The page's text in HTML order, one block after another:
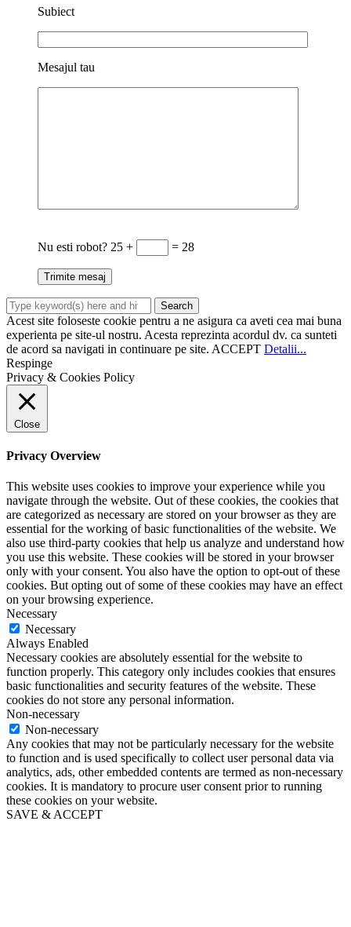
Subiect
Mesajul tau
Nu esti robot? 25 + = 28
Acest site foloseste cookie pentru a ne asigura ca aveti cea mai buna
experienta pe site-ul nostru. Acesta reprezinta acordul dv. ca sunteti
de acord sa navigati in continuare pe site. ACCEPT Detalii...
Respinge
Privacy & Cookies Policy
Close
Privacy Overview
This website uses cookies to improve your experience while you
navigate through the website. Out of these cookies, the cookies that
are categorized as necessary are stored on your browser as they are
essential for the working of basic functionalities of the website. We
also use third-party cookies that help us analyze and understand how
you use this website. These cookies will be stored in your browser
only with your consent. You also have the option to opt-out of these
cookies. But opting out of some of these cookies may have an effect
on your browsing experience.
Necessary
Necessary
Always Enabled
Necessary cookies are absolutely essential for the website to
function properly. This category only includes cookies that ensures
basic functionalities and security features of the website. These
cookies do not store any personal information.
Non-necessary
Non-necessary
Any cookies that may not be particularly necessary for the website
to function and is used specifically to collect user personal data via
analytics, ads, other embedded contents are termed as non-necessary
cookies. It is mandatory to procure user consent prior to running
these cookies on your website.
SAVE & ACCEPT